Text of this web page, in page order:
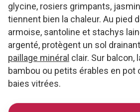
glycine, rosiers grimpants,
tiennent bien la chaleur. Au pied
armoise, santoline et stachys
argenté, protègent un sol
paillage minéral clair. Sur balcon,
bambou ou petits érables en pot
baies vitrées.